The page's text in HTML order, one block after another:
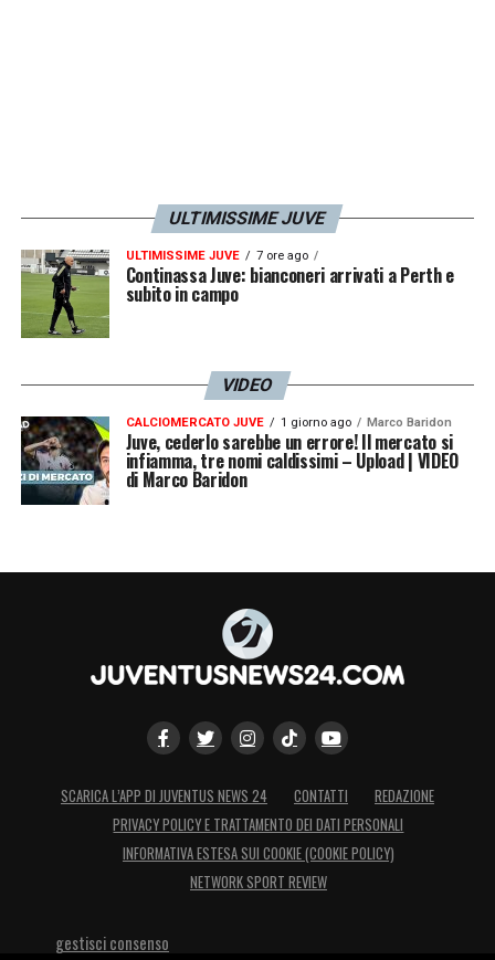
ULTIMISSIME JUVE
ULTIMISSIME JUVE 7 ore ago
Continassa Juve: bianconeri arrivati a Perth e
subito in campo
VIDEO
CALCIOMERCATO JUVE 1 giorno ago Marco Baridon
Juve, cederlo sarebbe un errore! Il mercato si
infiamma, tre nomi caldissimi – Upload | VIDEO
di Marco Baridon
SCARICA L’APP DI JUVENTUS NEWS 24 CONTATTI
REDAZIONE
PRIVACY POLICY E TRATTAMENTO DEI DATI PERSONALI
INFORMATIVA ESTESA SUI COOKIE (COOKIE POLICY)
NETWORK SPORT REVIEW
gestisci consenso